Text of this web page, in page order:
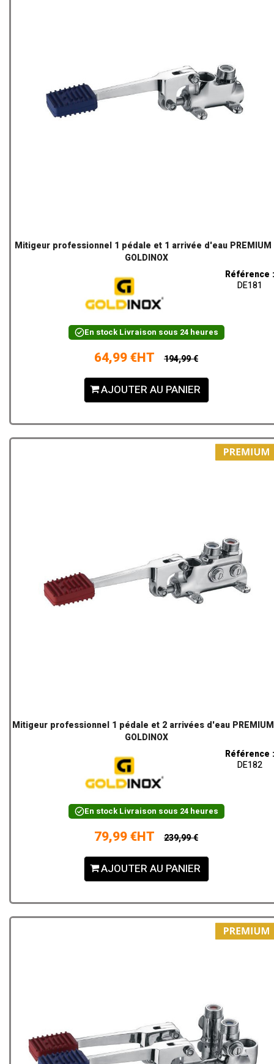
Mitigeur professionnel 1 pédale et 1 arrivée d'eau PREMIUM
GOLDINOX
Référence :
DE181
En stockLivraison sous 24 heures
64,99 €HT 194,99 €
AJOUTER AU PANIER
Mitigeur professionnel 1 pédale et 2 arrivées d'eau
GOLDINOX
Référence :
DE182
En stockLivraison sous 24 heures
79,99 €HT 239,99 €
AJOUTER AU PANIER